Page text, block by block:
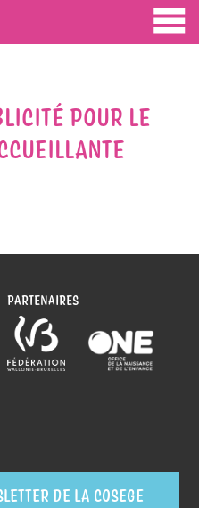
POUR LE
PARTENAIRES
DE LA COSEGE